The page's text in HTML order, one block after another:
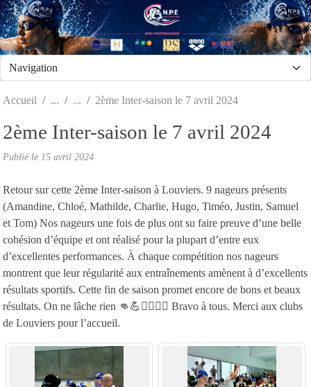
Accueil 2ème Inter-saison le 7 avril 2024
2ème Inter-saison le 7 avril 2024
Publié le 15 avril 2024
Retour sur cette 2ème Inter-saison à Louviers. 9 nageurs présents
(Amandine, Chloé, Mathilde, Charlie, Hugo, Timéo, Justin, Samuel
et Tom) Nos nageurs une fois de plus ont su faire preuve d’une belle
cohésion d’équipe et ont réalisé pour la plupart d’entre eux
d’excellentes performances. À chaque compétition nos nageurs
montrent que leur régularité aux entraînements amènent à d’excellents
résultats sportifs. Cette fin de saison promet encore de bons et beaux
résultats. On ne lâche rien 👊💪🏊‍♂️🏊‍♀️ Bravo à tous. Merci aux clubs
de Louviers pour l’accueil.
Panneau de gestion des cookies